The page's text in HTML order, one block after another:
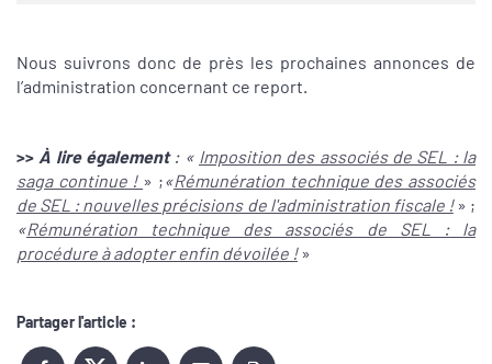
Nous suivrons donc de près les prochaines annonces de
l’administration concernant ce report.
>> À lire également: « Imposition des associés de SEL : la
saga continue ! » ;«Rémunération technique des associés
de SEL : nouvelles précisions de l'administration fiscale !» ;
«Rémunération technique des associés de SEL : la
procédure à adopter enfin dévoilée !»
Partager l'article :